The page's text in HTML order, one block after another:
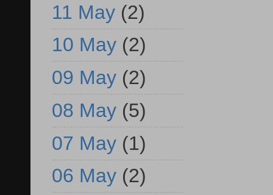
11 May (2)
10 May (2)
09 May (2)
08 May (5)
07 May (1)
06 May (2)